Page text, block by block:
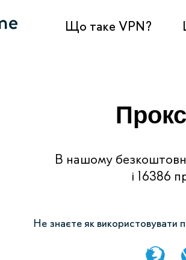
Що таке VPN?
В нашому
і 16386
Не знаєте як використовувати